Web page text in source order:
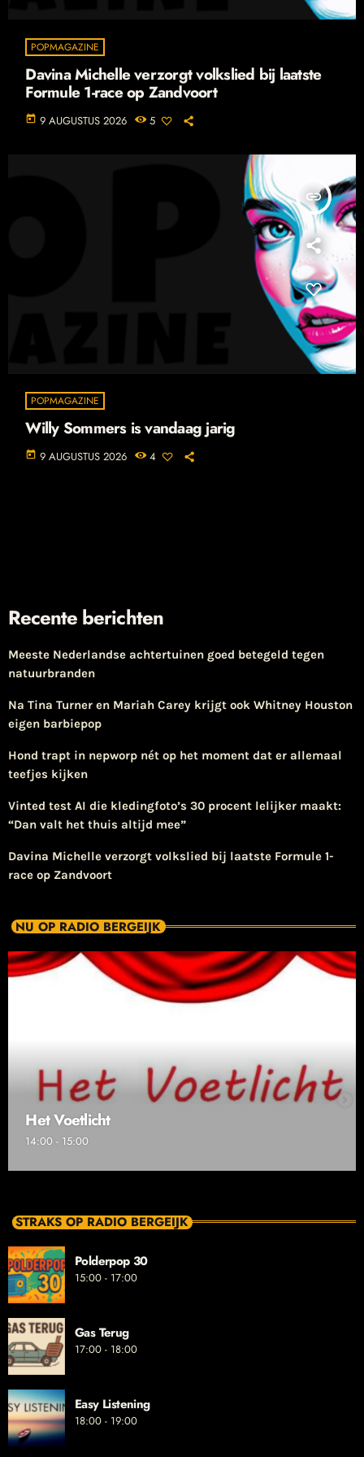
POPMAGAZINE
Davina Michelle verzorgt volkslied bij laatste
Formule 1-race op Zandvoort
today 9 AUGUSTUS 2026 5
insert_link
POPMAGAZINE
Willy Sommers is vandaag jarig
today 9 AUGUSTUS 2026 4
Recente berichten
Meeste Nederlandse achtertuinen goed betegeld tegen
natuurbranden
Na Tina Turner en Mariah Carey krijgt ook Whitney Houston
eigen barbiepop
Hond trapt in nepworp nét op het moment dat er allemaal
teefjes kijken
Vinted test AI die kledingfoto’s 30 procent lelijker maakt:
“Dan valt het thuis altijd mee”
Davina Michelle verzorgt volkslied bij laatste Formule 1-
race op Zandvoort
NU OP RADIO BERGEIJK
Het Voetlicht
14:00 - 15:00
STRAKS OP RADIO BERGEIJK
Polderpop 30
15:00 - 17:00
Gas Terug
17:00 - 18:00
Easy Listening
18:00 - 19:00